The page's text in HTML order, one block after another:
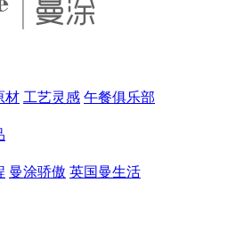
材 工艺灵感 午餐俱乐部
曼涂骄傲 英国曼生活